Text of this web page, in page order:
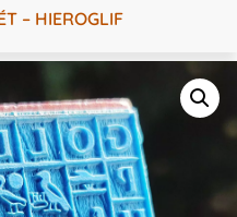
– HIEROGLIF